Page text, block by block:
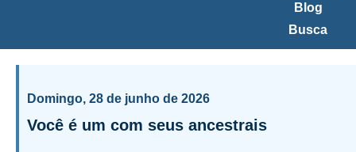
Blog
Busca
Domingo, 28 de junho de 2026
Você é um com seus ancestrais